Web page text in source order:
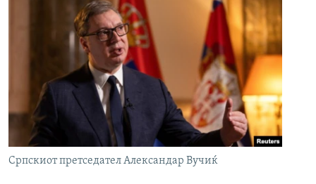
Српскиот претседател Александар Вучиќ